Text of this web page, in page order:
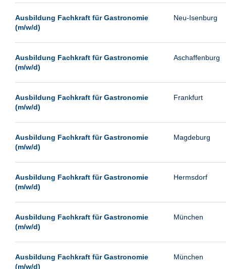
Leipzig
Magdeburg
Mannheim
Neubrandenburg
Neumünster
Passau
Pforzheim
Ausbildung Fachkraft für Gastronomie
(m/w/d)
Neu-Isenburg
Ausbildung Fachkraft für Gastronomie
(m/w/d)
Aschaffenburg
Ausbildung Fachkraft für Gastronomie
(m/w/d)
Frankfurt
Ausbildung Fachkraft für Gastronomie
(m/w/d)
Magdeburg
Ausbildung Fachkraft für Gastronomie
(m/w/d)
Hermsdorf
Ausbildung Fachkraft für Gastronomie
(m/w/d)
München
Ausbildung Fachkraft für Gastronomie
(m/w/d)
München